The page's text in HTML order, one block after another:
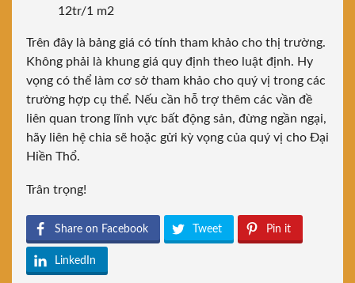
12tr/1 m2
Trên đây là bảng giá có tính tham khảo cho thị trường.
Không phải là khung giá quy định theo luật định. Hy
vọng có thể làm cơ sở tham khảo cho quý vị trong các
trường hợp cụ thể. Nếu cần hỗ trợ thêm các vần đề
liên quan trong lĩnh vực bất động sản, đừng ngần ngại,
hãy liên hệ chia sẽ hoặc gửi kỳ vọng của quý vị cho Đại
Hiền Thổ.
Trân trọng!
Share on Facebook Tweet Pin it
LinkedIn